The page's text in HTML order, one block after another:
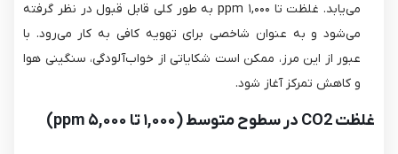
می‌یابد. غلظت تا ۱,۰۰۰ ppm به طور کلی قابل قبول در نظر گرفته
می‌شود و به عنوان شاخصی برای تهویه کافی به کار می‌رود. با
عبور از این مرز، ممکن است شکایاتی از خواب‌آلودگی، سنگینی هوا
و کاهش تمرکز آغاز شود.
غلظت CO2 در سطوح متوسط (۱,۰۰۰ تا ۵,۰۰۰ ppm)